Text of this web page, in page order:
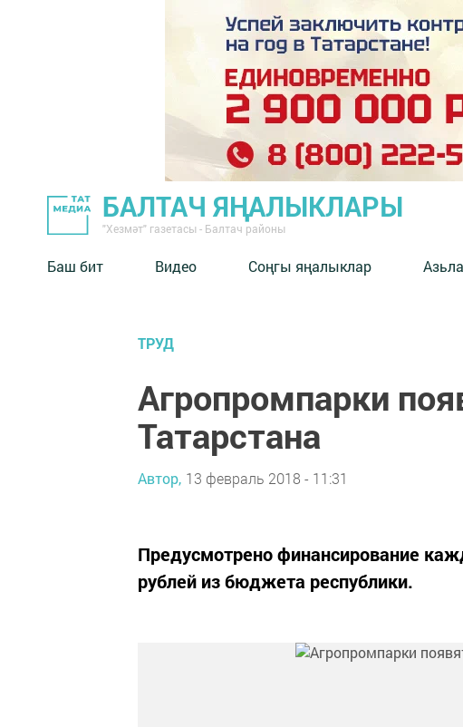
БАЛТАЧ ЯҢАЛЫКЛАРЫ
"Хезмәт" газетасы - Балтач районы
Баш бит Видео Соңгы яңалыклар
ТРУД
Агропромпарки
Татарстана
Автор, 13 февраль 2018 - 11:31
Предусмотрено финансирование
рублей из бюджета республики.